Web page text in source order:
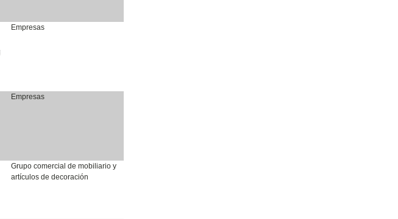
Empresas
Empresas
Grupo comercial de mobiliario y
artículos de decoración